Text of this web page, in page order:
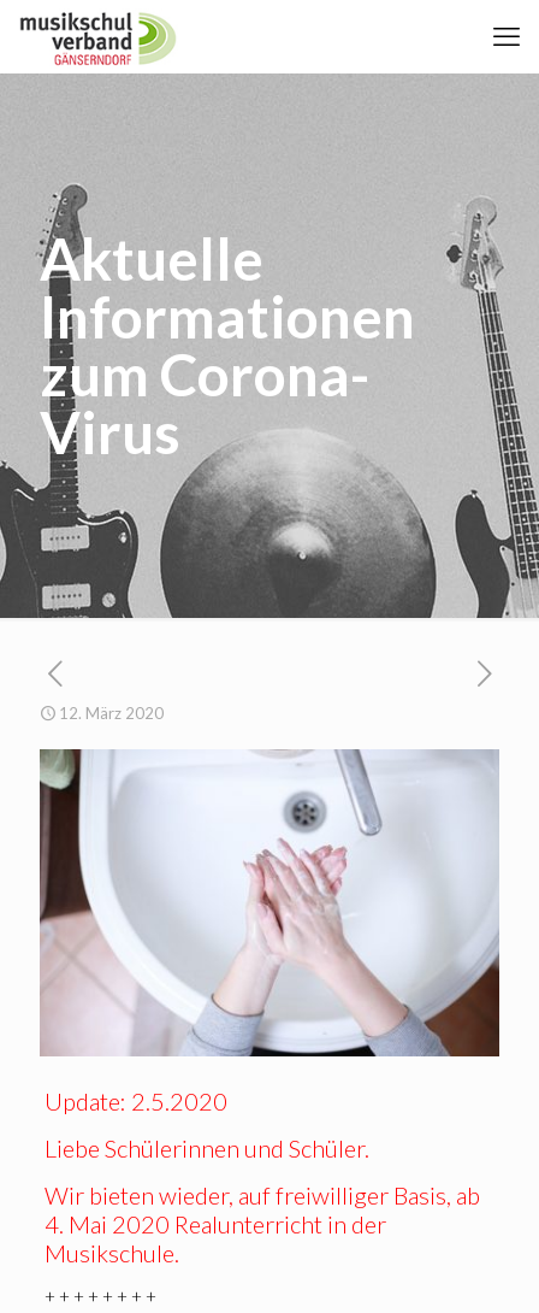
Aktuelle
Informationen
zum Corona-
Virus
12. März 2020
Update: 2.5.2020
Liebe Schülerinnen und Schüler.
Wir bieten wieder, auf freiwilliger Basis, ab
4. Mai 2020 Realunterricht in der
Musikschule.
+ + + + + + + +